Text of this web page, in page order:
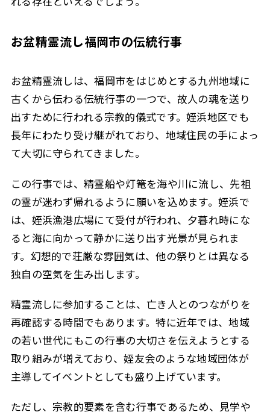
お盆精霊流し福岡市の伝統行事
お盆精霊流しは、福岡市をはじめとする九州地域に
古くから伝わる伝統行事の一つで、故人の魂を送り
出すために行われる宗教的儀式です。姪浜地区でも
長年にわたり受け継がれており、地域住民の手によっ
て大切に守られてきました。
この行事では、精霊船や灯篭を海や川に流し、先祖
の霊が迷わず帰れるように願いを込めます。姪浜で
は、姪浜漁港広場にて受付が行われ、夕暮れ時にな
ると海に向かって静かに送り出す光景が見られま
す。幻想的で荘厳な雰囲気は、他の祭りとは異なる
独自の空気を生み出します。
精霊流しに参加することは、亡き人とのつながりを
再確認する時間でもあります。特に近年では、地域
の若い世代にもこの行事の大切さを伝えようとする
取り組みが増えており、姪友会のような地域団体が
主導してイベントとしても盛り上げています。
ただし、宗教的要素を含む行事であるため、見学や